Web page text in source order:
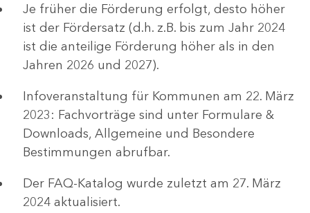
Je früher die Förderung erfolgt, desto höher
ist der Fördersatz (d.h. z.B. bis zum Jahr 2024
ist die anteilige Förderung höher als in den
Jahren 2026 und 2027).
Infoveranstaltung für Kommunen am 22. März
2023: Fachvorträge sind unter Formulare &
Downloads, Allgemeine und Besondere
Bestimmungen abrufbar.
Der FAQ-Katalog wurde zuletzt am 27. März
2024 aktualisiert.